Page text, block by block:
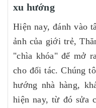
xu hướng
Hiện nay, đánh vào
ảnh của giới trẻ,
"chìa khóa" để mở
cho đối tác. Chúng
hướng nhà hàng,
hiện nay, từ đó sửa